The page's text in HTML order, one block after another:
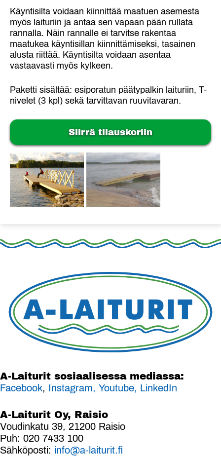
Käyntisilta voidaan kiinnittää maatuen asemesta
myös laituriin ja antaa sen vapaan pään rullata
rannalla. Näin rannalle ei tarvitse rakentaa
maatukea käyntisillan kiinnittämiseksi, tasainen
alusta riittää. Käyntisilta voidaan asentaa
vastaavasti myös kylkeen.
Paketti sisältää: esiporatun päätypalkin laituriin, T-
nivelet (3 kpl) sekä tarvittavan ruuvitavaran.
Siirrä tilauskoriin
A-Laiturit sosiaalisessa mediassa:
Facebook, Instagram, Youtube, LinkedIn
A-Laiturit Oy, Raisio
Voudinkatu 39, 21200 Raisio
Puh: 020 7433 100
Sähköposti: info@a-laiturit.fi